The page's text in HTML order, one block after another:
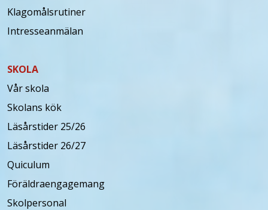
Klagomålsrutiner
Intresseanmälan
SKOLA
Vår skola
Skolans kök
Läsårstider 25/26
Läsårstider 26/27
Quiculum
Föräldraengagemang
Skolpersonal